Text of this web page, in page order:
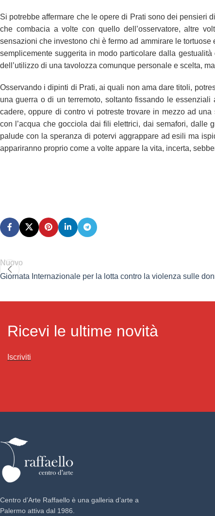
Si potrebbe affermare che le opere di Prati sono dei pensieri
che combacia a volte con quello dell’osservatore, altre
sensazioni che investono chi è fermo ad ammirare le
semplicemente suggerita in modo particolare dalla
dell’utilizzo di una tavolozza comunque personale e scelta,
Osservando i dipinti di Prati, ai quali non ama dare titoli,
una guerra o di un terremoto, soltanto fissando le
cadere, oppure di contro vi potreste trovare in mezzo ad
con l’acqua che gocciola dai fili elettrici, dai semafori,
palude con la speranza di potervi aggrappare ad esili ma
appariranno proprio come a volte appare la vita, incerta,
Nuovo
Giornata Internazionale per la lotta contro la violenza sulle
Ricevi le ultime novità
Iscriviti
Centro d’Arte Raffaello è una galleria d’arte a
Palermo attiva dal 1986.